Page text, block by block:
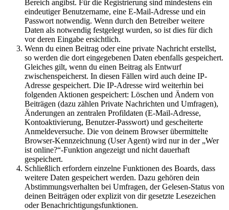
Bereich angibst. Für die Registrierung sind mindestens ein
eindeutiger Benutzername, eine E-Mail-Adresse und ein
Passwort notwendig. Wenn durch den Betreiber weitere
Daten als notwendig festgelegt wurden, so ist dies für dich
vor deren Eingabe ersichtlich.
Wenn du einen Beitrag oder eine private Nachricht erstellst,
so werden die dort eingegebenen Daten ebenfalls gespeichert.
Gleiches gilt, wenn du einen Beitrag als Entwurf
zwischenspeicherst. In diesen Fällen wird auch deine IP-
Adresse gespeichert. Die IP-Adresse wird weiterhin bei
folgenden Aktionen gespeichert: Löschen und Ändern von
Beiträgen (dazu zählen Private Nachrichten und Umfragen),
Änderungen an zentralen Profildaten (E-Mail-Adresse,
Kontoaktivierung, Benutzer-Passwort) und gescheiterte
Anmeldeversuche. Die von deinem Browser übermittelte
Browser-Kennzeichnung (User Agent) wird nur in der „Wer
ist online?“-Funktion angezeigt und nicht dauerhaft
gespeichert.
Schließlich erfordern einzelne Funktionen des Boards, dass
weitere Daten gespeichert werden. Dazu gehören dein
Abstimmungsverhalten bei Umfragen, der Gelesen-Status von
deinen Beiträgen oder explizit von dir gesetzte Lesezeichen
oder Benachrichtigungsfunktionen.